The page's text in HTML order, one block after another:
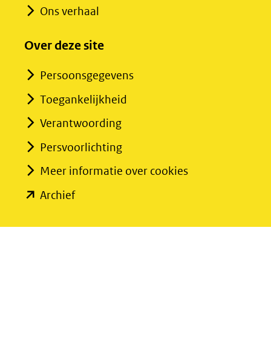
Ons verhaal
Over deze site
Persoonsgegevens
Toegankelijkheid
Verantwoording
Persvoorlichting
Meer informatie over cookies
Archief(opent